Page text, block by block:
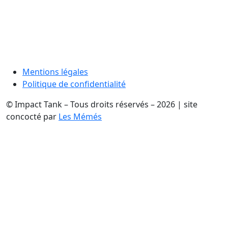
Mentions légales
Politique de confidentialité
© Impact Tank – Tous droits réservés – 2026 | site
concocté par Les Mémés